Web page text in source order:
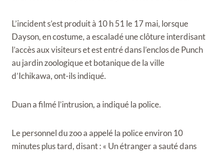
L’incident s’est produit à 10 h 51 le 17 mai, lorsque
Dayson, en costume, a escaladé une clôture interdisant
l’accès aux visiteurs et est entré dans l’enclos de Punch
au jardin zoologique et botanique de la ville
d’Ichikawa, ont-ils indiqué.
Duan a filmé l’intrusion, a indiqué la police.
Le personnel du zoo a appelé la police environ 10
minutes plus tard, disant : « Un étranger a sauté dans